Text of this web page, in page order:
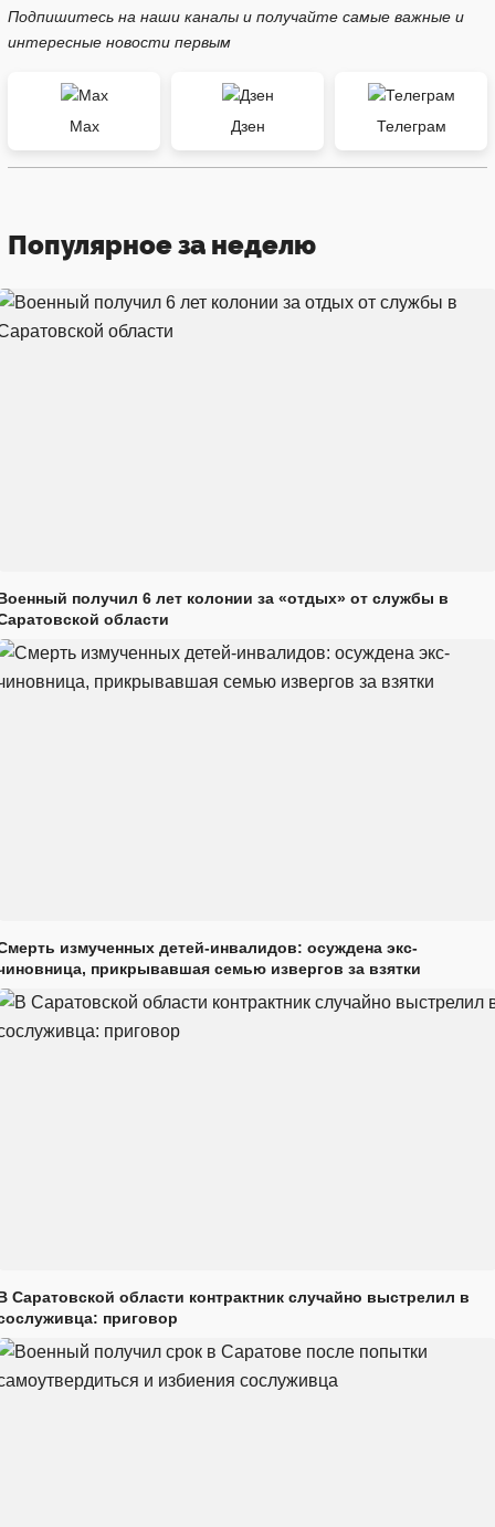
Подпишитесь на наши каналы и получайте самые важные и
интересные новости первым
Max Дзен Телеграм
Популярное за неделю
получил 6 лет колонии за «отдых» от службы в
области
измученных детей-инвалидов: осуждена экс-
прикрывавшая семью извергов за взятки
Саратовской области контрактник случайно выстрелил в
приговор